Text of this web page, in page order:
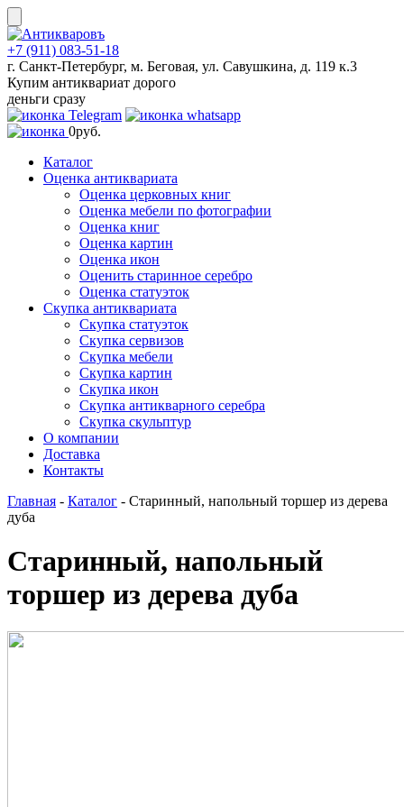
Skip
to
content
+7 (911) 083-51-18
г. Санкт-Петербург, м. Беговая, ул. Савушкина, д. 119 к.3
Купим антиквариат дорого
деньги сразу
0руб.
Каталог
Оценка антиквариата
Оценка церковных книг
Оценка мебели по фотографии
Оценка книг
Оценка картин
Оценка икон
Оценить старинное серебро
Оценка статуэток
Скупка антиквариата
Скупка статуэток
Скупка сервизов
Скупка мебели
Скупка картин
Скупка икон
Скупка антикварного серебра
Скупка скульптур
О компании
Доставка
Контакты
Главная - Каталог - Старинный, напольный торшер из дерева
дуба
Старинный, напольный
торшер из дерева дуба